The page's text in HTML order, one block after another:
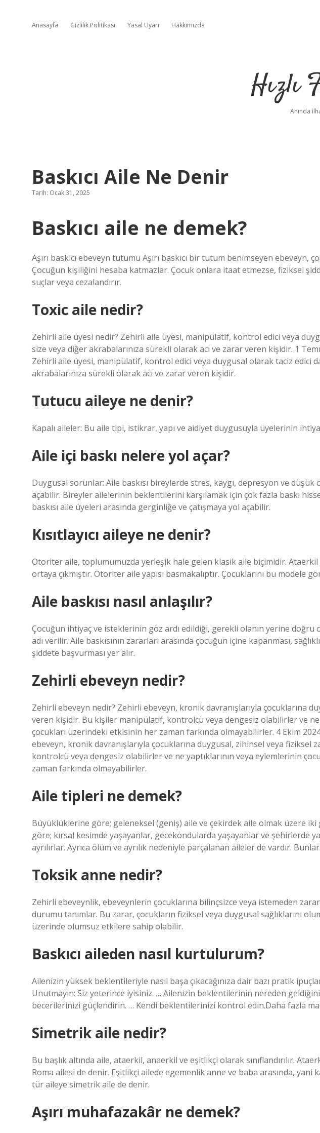
Anasayfa Gizlilik Politikası Yasal Uyarı Hakkımızda
Hızlı
Anında
Baskıcı Aile Ne Denir
Tarih: Ocak 31, 2025
Baskıcı aile ne demek?
Aşırı baskıcı ebeveyn tutumu Aşırı baskıcı bir tutum benimseyen ebeveyn,
Çocuğun kişiliğini hesaba katmazlar. Çocuk onlara itaat etmezse, fiziksel
suçlar veya cezalandırır.
Toxic aile nedir?
Zehirli aile üyesi nedir? Zehirli aile üyesi, manipülatif, kontrol edici veya
size veya diğer akrabalarınıza sürekli olarak acı ve zarar veren kişidir. 1
Zehirli aile üyesi, manipülatif, kontrol edici veya duygusal olarak taciz edici
akrabalarınıza sürekli olarak acı ve zarar veren kişidir.
Tutucu aileye ne denir?
Kapalı aileler: Bu aile tipi, istikrar, yapı ve aidiyet duygusuyla üyelerinin
Aile içi baskı nelere yol açar?
Duygusal sorunlar: Aile baskısı bireylerde stres, kaygı, depresyon ve
açabilir. Bireyler ailelerinin beklentilerini karşılamak için çok fazla baskı
baskısı aile üyeleri arasında gerginliğe ve çatışmaya yol açabilir.
Kısıtlayıcı aileye ne denir?
Otoriter aile, toplumumuzda yerleşik hale gelen klasik aile biçimidir. Ataerkil
ortaya çıkmıştır. Otoriter aile yapısı basmakalıptır. Çocuklarını bu modele
Aile baskısı nasıl anlaşılır?
Çocuğun ihtiyaç ve isteklerinin göz ardı edildiği, gerekli olanın yerine doğru
adı verilir. Aile baskısının zararları arasında çocuğun içine kapanması,
şiddete başvurması yer alır.
Zehirli ebeveyn nedir?
Zehirli ebeveyn nedir? Zehirli ebeveyn, kronik davranışlarıyla çocuklarına
veren kişidir. Bu kişiler manipülatif, kontrolcü veya dengesiz olabilirler ve ne
çocukları üzerindeki etkisinin her zaman farkında olmayabilirler. 4 Ekim
ebeveyn, kronik davranışlarıyla çocuklarına duygusal, zihinsel veya fiziksel
kontrolcü veya dengesiz olabilirler ve ne yaptıklarının veya eylemlerinin
zaman farkında olmayabilirler.
Aile tipleri ne demek?
Büyüklüklerine göre; geleneksel (geniş) aile ve çekirdek aile olmak üzere iki
göre; kırsal kesimde yaşayanlar, gecekondularda yaşayanlar ve şehirlerde
ayrılırlar. Ayrıca ölüm ve ayrılık nedeniyle parçalanan aileler de vardır.
Toksik anne nedir?
Zehirli ebeveynlik, ebeveynlerin çocuklarına bilinçsizce veya istemeden
durumu tanımlar. Bu zarar, çocukların fiziksel veya duygusal sağlıklarını
üzerinde olumsuz etkilere sahip olabilir.
Baskıcı aileden nasıl kurtulurum?
Ailenizin yüksek beklentileriyle nasıl başa çıkacağınıza dair bazı pratik
Unutmayın: Siz yeterince iyisiniz. … Ailenizin beklentilerinin nereden geldiğini
becerilerinizi güçlendirin. … Kendi beklentilerinizi kontrol edin.Daha fazla
Simetrik aile nedir?
Bu başlık altında aile, ataerkil, anaerkil ve eşitlikçi olarak sınıflandırılır.
Roma ailesi de denir. Eşitlikçi ailede egemenlik anne ve baba arasında, yani
tür aileye simetrik aile de denir.
Aşırı muhafazakâr ne demek?